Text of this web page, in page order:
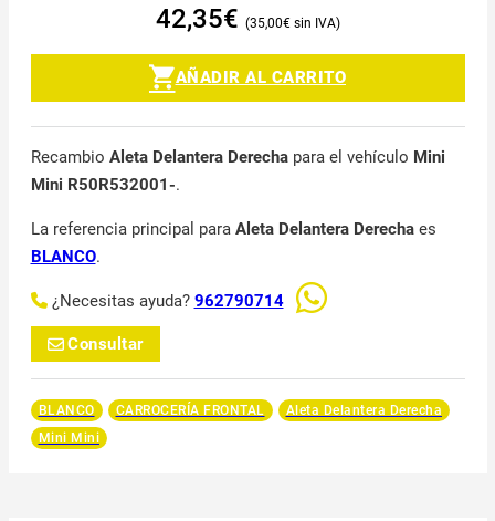
42,35€ 35,00€
AÑADIR AL CARRITO
Recambio Aleta Delantera Derechapara el vehículo Mini
Mini R50R532001-.
La referencia principal para Aleta Delantera Derechaes
BLANCO.
¿Necesitas ayuda? 962790714
Consultar
BLANCO CARROCERÍA FRONTAL
Aleta Delantera Derecha
Mini Mini